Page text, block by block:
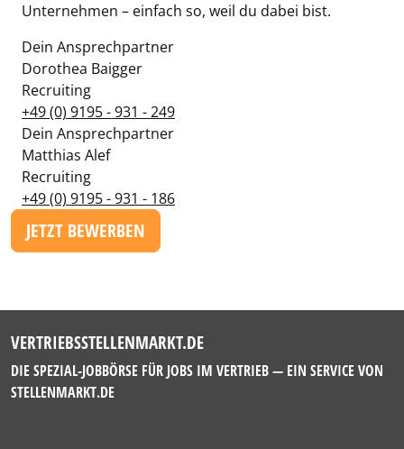
Unternehmen – einfach so, weil du dabei bist.
Dein Ansprechpartner
Dorothea Baigger
Recruiting
+49 (0) 9195 - 931 - 249
Dein Ansprechpartner
Matthias Alef
Recruiting
+49 (0) 9195 - 931 - 186
JETZT BEWERBEN
VERTRIEBSSTELLENMARKT.DE
DIE SPEZIAL-JOBBÖRSE FÜR JOBS IM VERTRIEB — EIN SERVICE VON
STELLENMARKT.DE